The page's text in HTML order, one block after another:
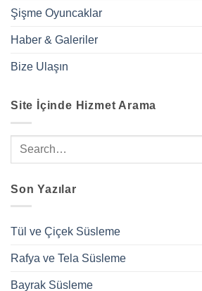
Şişme Oyuncaklar
Haber & Galeriler
Bize Ulaşın
Site İçinde Hizmet Arama
Son Yazılar
Tül ve Çiçek Süsleme
Rafya ve Tela Süsleme
Bayrak Süsleme